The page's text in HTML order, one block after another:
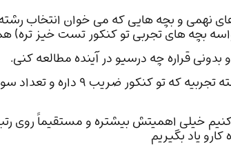
نهمی و بچه هایی که می خوان انتخاب
بچه های تجربی تو کنکور تست خیز تره)
قراره چه درسیو در آینده مطالعه کنی.
خیلی اهمیتش بیشتره و مستقیماً روی
کارو یاد بگیریم